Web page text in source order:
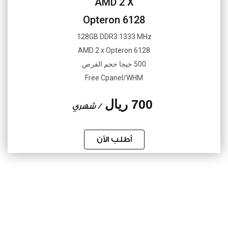
Opteron 6128
128GB DDR3 1333 MHz
AMD 2 x Opteron 6128
500 جيجا حجم القرص
Free Cpanel/WHM
700 ريال / شهري
أطلب الأن